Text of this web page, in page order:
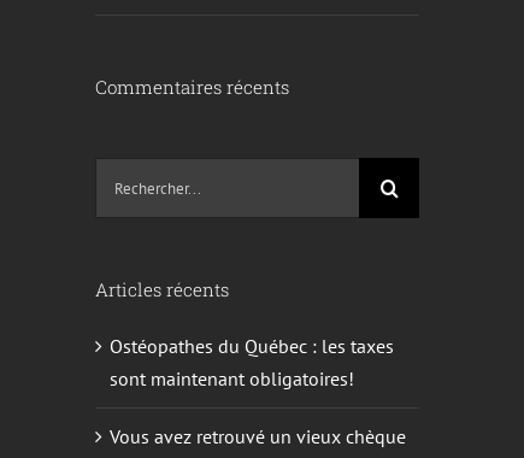
Commentaires récents
:
Articles récents
Ostéopathes du Québec : les taxes
sont maintenant obligatoires!
Vous avez retrouvé un vieux chèque